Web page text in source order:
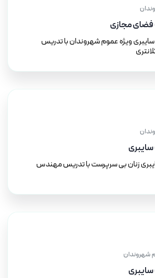
مجازی
ویژه عموم شهروندان با تدریس
زنان بی سرپرست با تدریس مهندس
شهروندان